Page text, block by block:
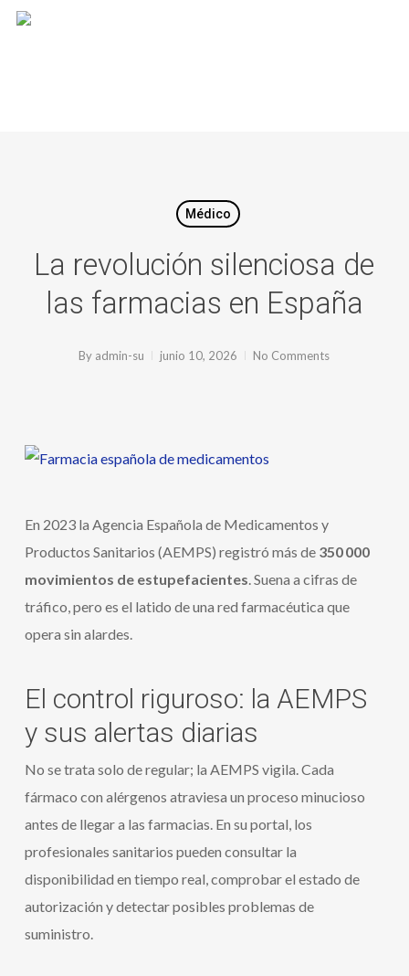
Skip
Médico
La revolución silenciosa de
las farmacias en España
By admin-su junio 10, 2026 No Comments
En 2023 la Agencia Española de Medicamentos y
Productos Sanitarios (AEMPS) registró más de 350 000
movimientos de estupefacientes. Suena a cifras de
tráfico, pero es el latido de una red farmacéutica que
opera sin alardes.
El control riguroso: la AEMPS
y sus alertas diarias
No se trata solo de regular; la AEMPS vigila. Cada
fármaco con alérgenos atraviesa un proceso minucioso
antes de llegar a las farmacias. En su portal, los
profesionales sanitarios pueden consultar la
disponibilidad en tiempo real, comprobar el estado de
autorización y detectar posibles problemas de
suministro.